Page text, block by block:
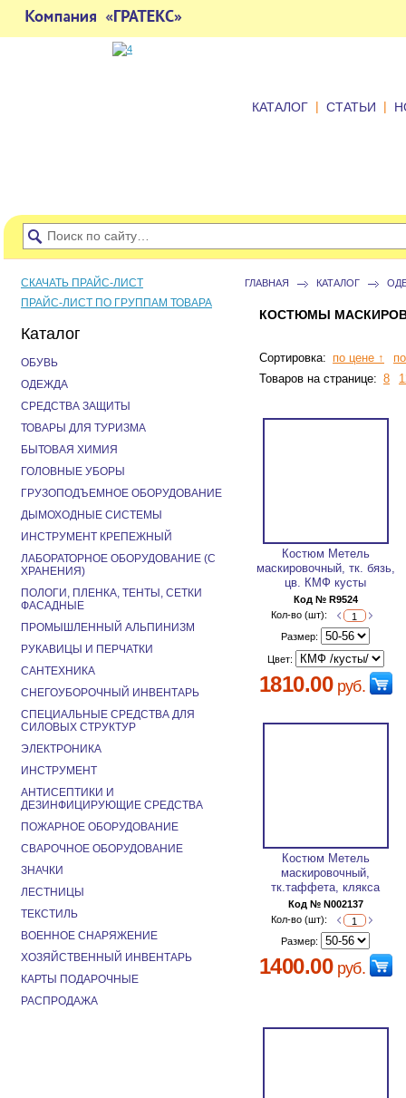
КАТАЛОГ | СТАТЬИ |
ГЛАВНАЯ КАТАЛОГ
КОСТЮМЫ
Сортировка: по цене ↑
Товаров на странице: 8
Костюм Метель
маскировочный, тк. бязь,
цв. КМФ кусты
Код № R9524
Кол-во (шт):
Размер:
Цвет:
1810.00руб.
Костюм Метель
маскировочный,
тк.таффета, клякса
Код № N002137
Кол-во (шт):
Размер:
1400.00руб.
СКАЧАТЬ ПРАЙС-ЛИСТ
ПРАЙС-ЛИСТ ПО ГРУППАМ ТОВАРА
Каталог
ОБУВЬ
ОДЕЖДА
СРЕДСТВА ЗАЩИТЫ
ТОВАРЫ ДЛЯ ТУРИЗМА
БЫТОВАЯ ХИМИЯ
ГОЛОВНЫЕ УБОРЫ
ГРУЗОПОДЪЕМНОЕ ОБОРУДОВАНИЕ
ДЫМОХОДНЫЕ СИСТЕМЫ
ИНСТРУМЕНТ КРЕПЕЖНЫЙ
ЛАБОРАТОРНОЕ ОБОРУДОВАНИЕ (С
ХРАНЕНИЯ)
ПОЛОГИ, ПЛЕНКА, ТЕНТЫ, СЕТКИ
ФАСАДНЫЕ
ПРОМЫШЛЕННЫЙ АЛЬПИНИЗМ
РУКАВИЦЫ И ПЕРЧАТКИ
САНТЕХНИКА
СНЕГОУБОРОЧНЫЙ ИНВЕНТАРЬ
СПЕЦИАЛЬНЫЕ СРЕДСТВА ДЛЯ
СИЛОВЫХ СТРУКТУР
ЭЛЕКТРОНИКА
ИНСТРУМЕНТ
АНТИСЕПТИКИ И
ДЕЗИНФИЦИРУЮЩИЕ СРЕДСТВА
ПОЖАРНОЕ ОБОРУДОВАНИЕ
СВАРОЧНОЕ ОБОРУДОВАНИЕ
ЗНАЧКИ
ЛЕСТНИЦЫ
ТЕКСТИЛЬ
ВОЕННОЕ СНАРЯЖЕНИЕ
ХОЗЯЙСТВЕННЫЙ ИНВЕНТАРЬ
КАРТЫ ПОДАРОЧНЫЕ
РАСПРОДАЖА